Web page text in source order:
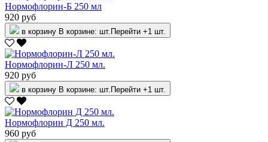
Нормофлорин-Б 250 мл
920 руб
в корзину В корзине: шт. Перейти +1 шт.
Нормофлорин-Л 250 мл.
920 руб
в корзину В корзине: шт. Перейти +1 шт.
Нормофлорин Д 250 мл.
960 руб